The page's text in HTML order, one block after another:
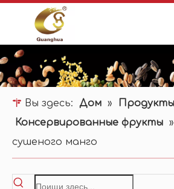
Вы здесь: Дом » Продукты
Консервированные фрукты »
сушеного манго